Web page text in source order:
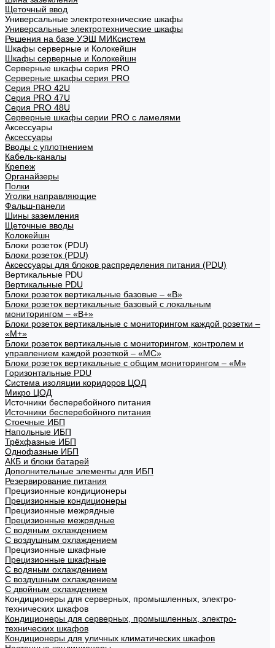
Щеточный ввод
Универсальные электротехнические шкафы
Универсальные электротехнические шкафы
Решения на базе УЭШ МИКсистем
Шкафы серверные и Колокейшн
Шкафы серверные и Колокейшн
Серверные шкафы серия PRO
Серверные шкафы серия PRO
Серия PRO 42U
Серия PRO 47U
Серия PRO 48U
Серверные шкафы серии PRO с ламелями
Аксессуары
Аксессуары
Вводы с уплотнением
Кабель-каналы
Крепеж
Органайзеры
Полки
Уголки направляющие
Фальш-панели
Шины заземления
Щеточные вводы
Колокейшн
Блоки розеток (PDU)
Блоки розеток (PDU)
Аксессуары для блоков распределения питания (PDU)
Вертикальные PDU
Вертикальные PDU
Блоки розеток вертикальные базовые – «В»
Блоки розеток вертикальные базовый с локальным
мониторингом – «В+»
Блоки розеток вертикальные с мониторингом каждой розетки –
«М+»
Блоки розеток вертикальные с мониторингом, контролем и
управлением каждой розеткой – «МС»
Блоки розеток вертикальные с общим мониторингом – «М»
Горизонтальные PDU
Система изоляции коридоров ЦОД
Микро ЦОД
Источники бесперебойного питания
Источники бесперебойного питания
Стоечные ИБП
Напольные ИБП
Трёхфазные ИБП
Однофазные ИБП
АКБ и блоки батарей
Дополнительные элементы для ИБП
Резервирование питания
Прецизионные кондиционеры
Прецизионные кондиционеры
Прецизионные межрядные
Прецизионные межрядные
С водяным охлаждением
С воздушным охлаждением
Прецизионные шкафные
Прецизионные шкафные
С водяным охлаждением
С воздушным охлаждением
С двойным охлаждением
Кондиционеры для серверных, промышленных, электро-
технических шкафов
Кондиционеры для серверных, промышленных, электро-
технических шкафов
Кондиционеры для уличных климатических шкафов